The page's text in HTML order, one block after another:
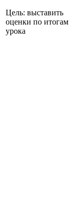
Цель: выставить
оценки по итогам
урока